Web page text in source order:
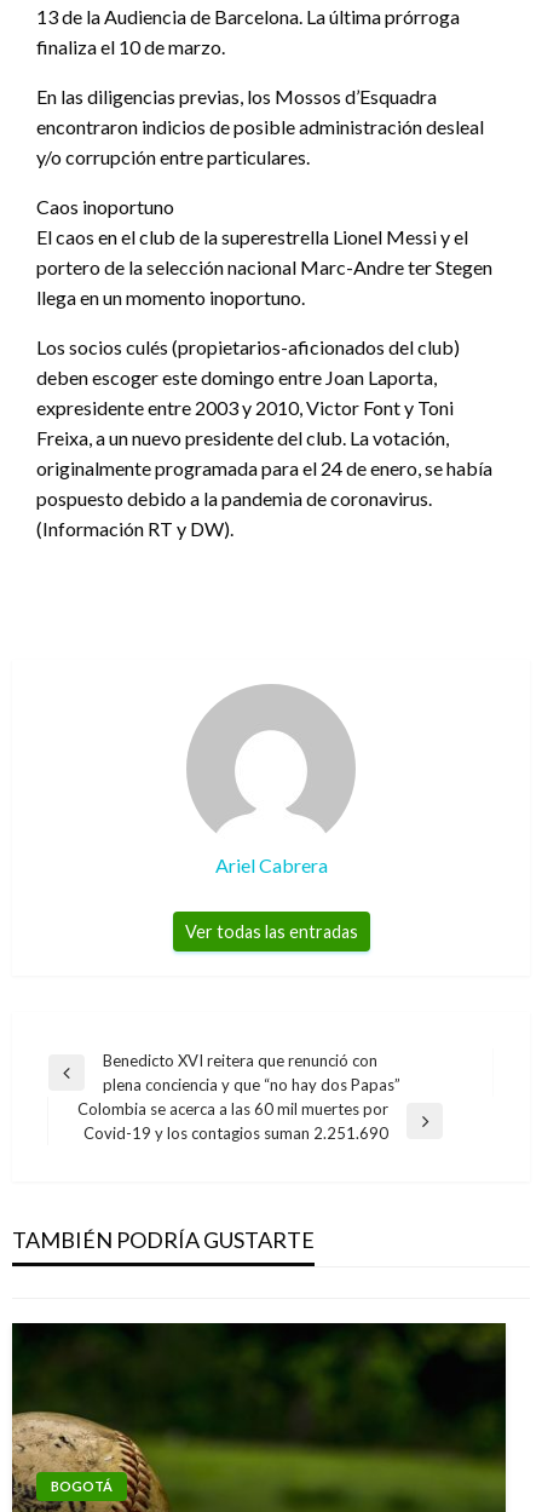
13 de la Audiencia de Barcelona. La última prórroga
finaliza el 10 de marzo.
En las diligencias previas, los Mossos d’Esquadra
encontraron indicios de posible administración desleal
y/o corrupción entre particulares.
Caos inoportuno
El caos en el club de la superestrella Lionel Messi y el
portero de la selección nacional Marc-Andre ter Stegen
llega en un momento inoportuno.
Los socios culés (propietarios-aficionados del club)
deben escoger este domingo entre Joan Laporta,
expresidente entre 2003 y 2010, Victor Font y Toni
Freixa, a un nuevo presidente del club. La votación,
originalmente programada para el 24 de enero, se había
pospuesto debido a la pandemia de coronavirus.
(Información RT y DW).
Ariel Cabrera
Ver todas las entradas
Navegación
entradas
Entrada
anterior
Benedicto XVI reitera que renunció con
plena conciencia y que “no hay dos Papas”
Entrada
Colombia se acerca a las 60 mil muertes por
Covid-19 y los contagios suman 2.251.690
TAMBIÉN PODRÍA GUSTARTE
frente al Barcelona
Iván Briceño domingo octubre 21, 2018
BOGOTÁ